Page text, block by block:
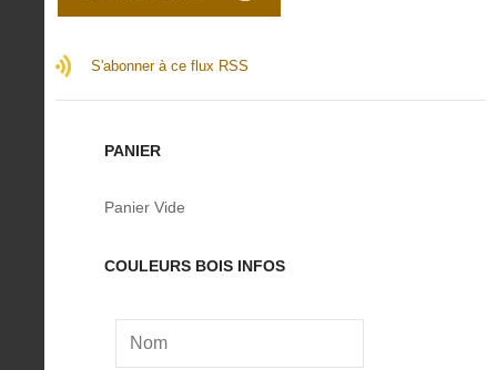
S'abonner à ce flux RSS
PANIER
Panier Vide
COULEURS BOIS INFOS